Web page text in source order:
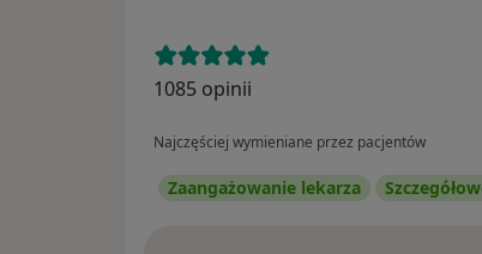
1085 opinii
Najczęściej wymieniane przez pacjentów
Zaangażowanie lekarza